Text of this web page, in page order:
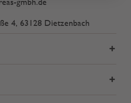
4, 63128 Dietzenbach